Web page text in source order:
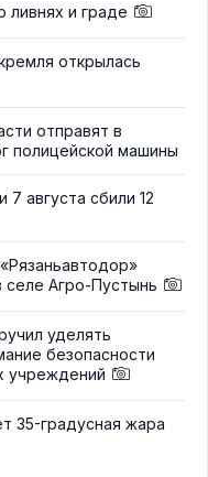
и граде
открылась
отправят в
полицейской машины
августа сбили 12
селе Агро-Пустынь
уделять
безопасности
учреждений
35-градусная жара